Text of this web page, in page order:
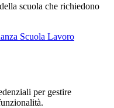
scuola che richiedono
Scuola Lavoro
per gestire